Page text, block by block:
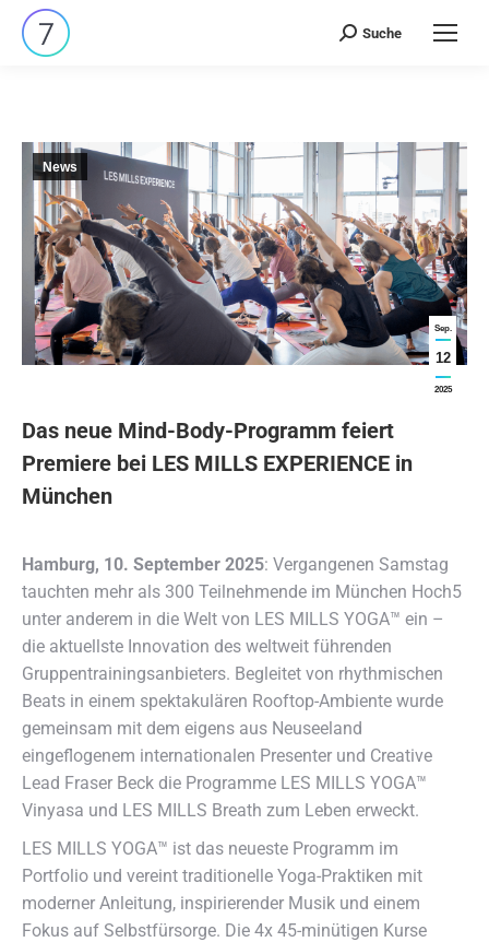
Search:
Suche
Sep.
12
2025
News
Das neue Mind-Body-Programm feiert
Premiere bei LES MILLS EXPERIENCE in
München
Hamburg, 10. September 2025: Vergangenen Samstag
tauchten mehr als 300 Teilnehmende im München Hoch5
unter anderem in die Welt von LES MILLS YOGA™ ein –
die aktuellste Innovation des weltweit führenden
Gruppentrainingsanbieters. Begleitet von rhythmischen
Beats in einem spektakulären Rooftop-Ambiente wurde
gemeinsam mit dem eigens aus Neuseeland
eingeflogenem internationalen Presenter und Creative
Lead Fraser Beck die Programme LES MILLS YOGA™
Vinyasa und LES MILLS Breath zum Leben erweckt.
LES MILLS YOGA™ ist das neueste Programm im
Portfolio und vereint traditionelle Yoga-Praktiken mit
moderner Anleitung, inspirierender Musik und einem
Fokus auf Selbstfürsorge. Die 4x 45-minütigen Kurse